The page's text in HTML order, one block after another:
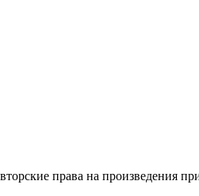
права на произведения